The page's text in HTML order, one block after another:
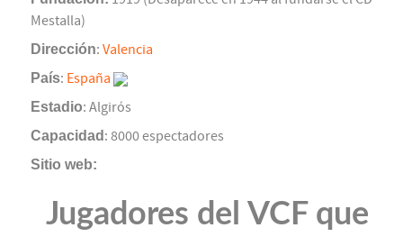
Mestalla)
Dirección: Valencia
País: España
Estadio: Algirós
Capacidad : 8000 espectadores
Sitio web:
Jugadores del VCF que